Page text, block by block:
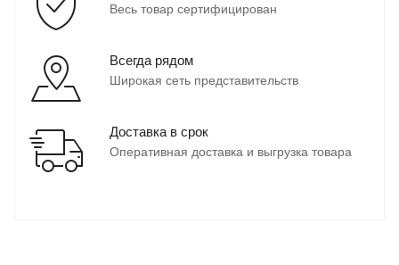
Весь товар сертифицирован
Всегда рядом
Широкая сеть представительств
Доставка в срок
Оперативная доставка и выгрузка товара